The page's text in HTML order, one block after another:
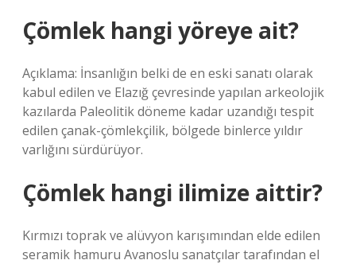
Çömlek hangi yöreye ait?
Açıklama: İnsanlığın belki de en eski sanatı olarak
kabul edilen ve Elazığ çevresinde yapılan arkeolojik
kazılarda Paleolitik döneme kadar uzandığı tespit
edilen çanak-çömlekçilik, bölgede binlerce yıldır
varlığını sürdürüyor.
Çömlek hangi ilimize aittir?
Kırmızı toprak ve alüvyon karışımından elde edilen
seramik hamuru Avanoslu sanatçılar tarafından el